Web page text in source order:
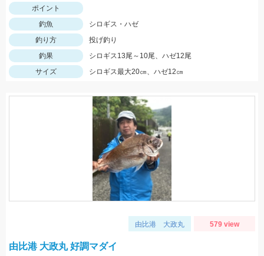
ポイント
釣魚
シロギス・ハゼ
釣り方
投げ釣り
釣果
シロギス13尾～10尾、ハゼ12尾
サイズ
シロギス最大20㎝、ハゼ12㎝
由比港 大政丸 579 view
由比港 大政丸 好調マダイ